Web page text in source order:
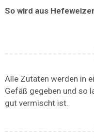
So wird aus
Alle Zutaten werden in
Gefäß gegeben und so
gut vermischt ist.